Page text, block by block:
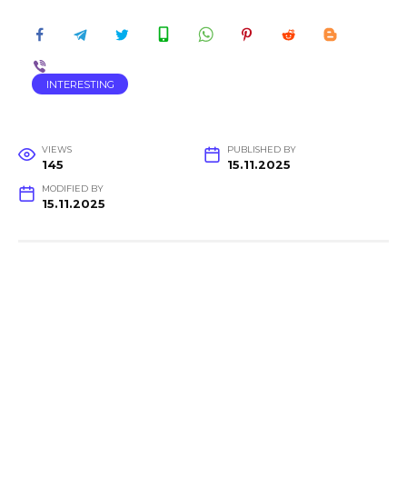
INTERESTING
VIEWS
145
PUBLISHED BY
15.11.2025
MODIFIED BY
15.11.2025